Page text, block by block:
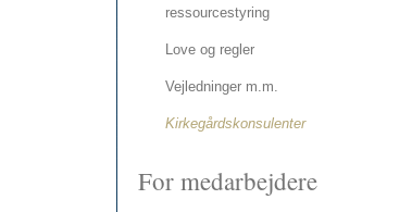
ressourcestyring
Love og regler
Vejledninger m.m.
Kirkegårdskonsulenter
For medarbejdere